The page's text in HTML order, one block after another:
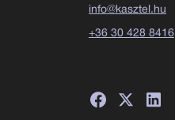
info@kasztel.hu
+36 30 428 8416